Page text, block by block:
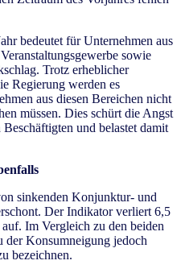
bedeutet für Unternehmen aus
sowie
Trotz erheblicher
Regierung werden es
aus diesen Bereichen nicht
müssen. Dies schürt die Angst
und belastet damit
sinkenden Konjunktur- und
Der Indikator verliert 6,5
Im Vergleich zu den beiden
der Konsumneigung jedoch
bezeichnen.